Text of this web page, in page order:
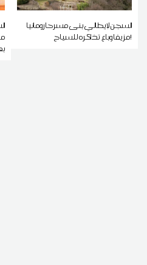
السجن لإيطالي بنى مسرحا رومانيا
مزيفا وباع تذاكره للسياح!